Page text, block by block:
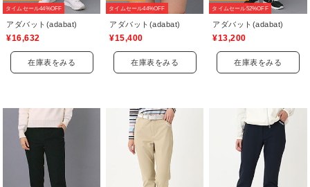
タイムセール44%OFF
アダバット(adabat)
¥16,632
在庫表をみる
タイムセール44%OFF
アダバット(adabat)
¥15,400
在庫表をみる
タイムセール52%OFF
アダバット(adabat)
¥13,200
在庫表をみる